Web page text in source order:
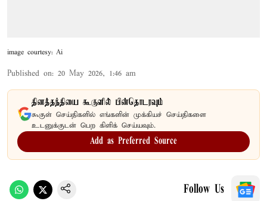
image courtesy: Ai
Published on: 20 May 2026, 1:46 am
தினத்தந்தியை கூகுளில் பின்தொடரவும்
கூகுள் செய்திகளில் எங்களின் முக்கியச் செய்திகளை
உடனுக்குடன் பெற கிளிக் செய்யவும்.
Add as Preferred Source
Follow Us